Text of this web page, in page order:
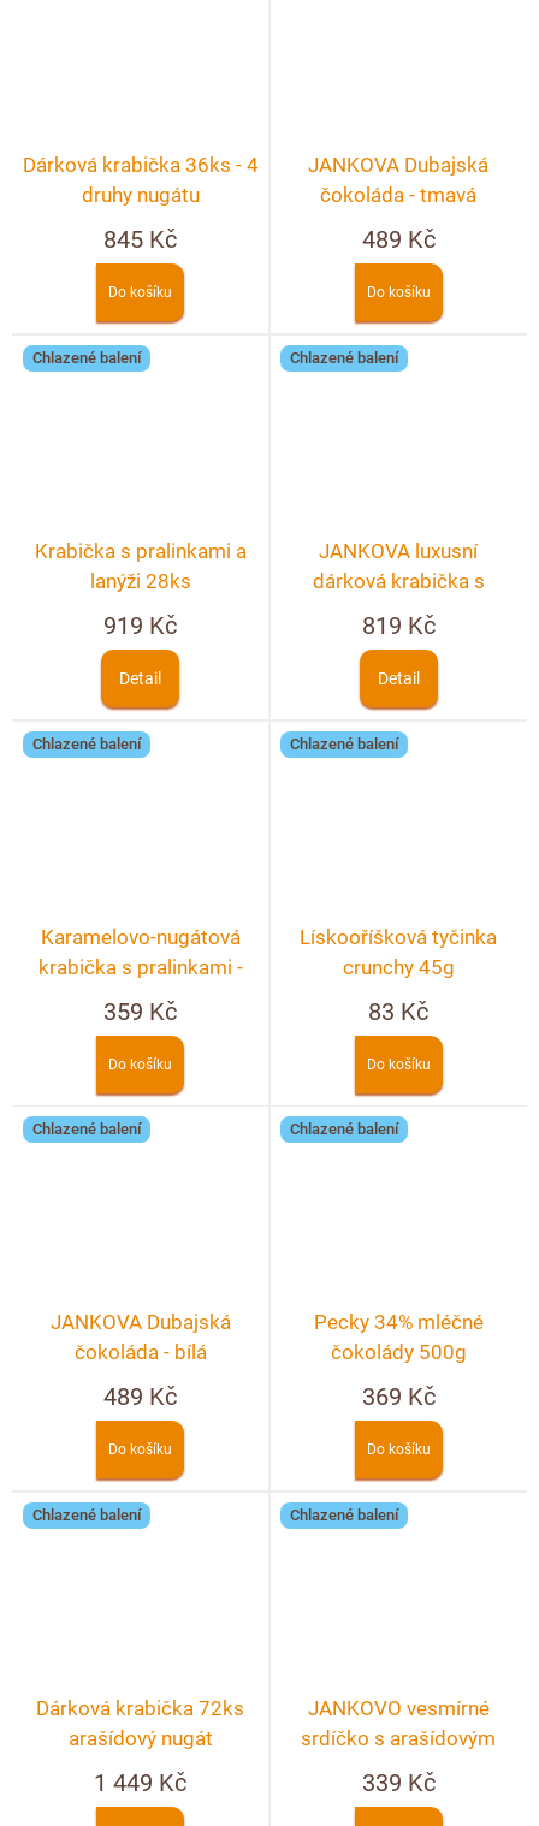
Dárková krabička 36ks - 4
druhy nugátu
845 Kč
Do košíku
JANKOVA Dubajská
čokoláda - tmavá
489 Kč
Do košíku
Chlazené balení
Krabička s pralinkami a
lanýži 28ks
919 Kč
Detail
Chlazené balení
JANKOVA luxusní
dárková krabička s
věnováním
819 Kč
Detail
Chlazené balení
Karamelovo-nugátová
krabička s pralinkami -
359 Kč
Do košíku
Chlazené balení
Lískooříšková tyčinka
crunchy 45g
83 Kč
Do košíku
Chlazené balení
JANKOVA Dubajská
čokoláda - bílá
489 Kč
Do košíku
Chlazené balení
Pecky 34% mléčné
čokolády 500g
369 Kč
Do košíku
Chlazené balení
Dárková krabička 72ks
arašídový nugát
1 449 Kč
Chlazené balení
JANKOVO vesmírné
srdíčko s arašídovým
nugátem – crunchy 90g
339 Kč